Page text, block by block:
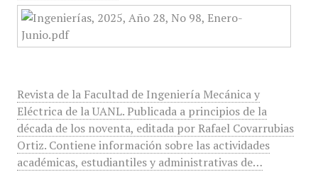
Revista de la Facultad de Ingeniería Mecánica y
Eléctrica de la UANL. Publicada a principios de la
década de los noventa, editada por Rafael Covarrubias
Ortiz. Contiene información sobre las actividades
académicas, estudiantiles y administrativas de…